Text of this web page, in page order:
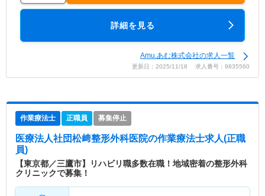
詳細を見る
Amu.あむ株式会社の求人一覧
更新日：2025/11/18 求人番号：9835560
作業療法士 正職員 募集停止
医療法人社団松﨑整形外科医院の作業療法士求人(正職
員)
【東京都／三鷹市】リハビリ職多数在職！地域密着の整形外科
クリニックで募集！